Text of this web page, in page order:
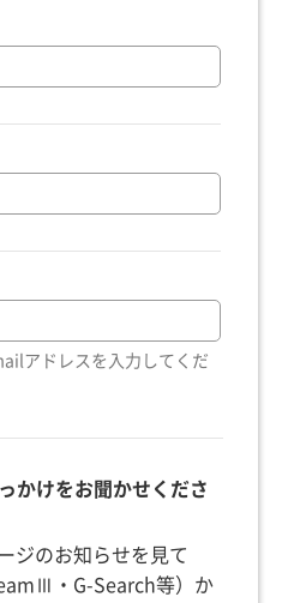
アドレスを入力してくだ
かけをお聞かせくださ
ジのお知らせを見て
・G-Search等）か